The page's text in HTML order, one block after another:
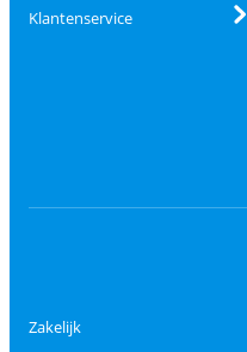
Klantenservice
Zakelijk